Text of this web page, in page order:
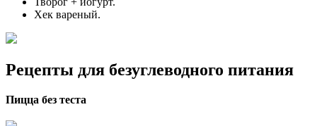
Хек вареный.
Рецепты для безуглеводного питания
Пицца без теста